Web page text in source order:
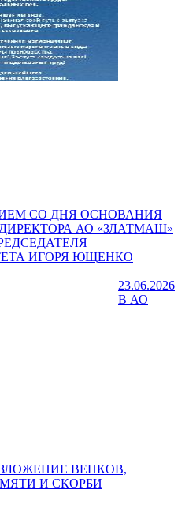
СО ДНЯ ОСНОВАНИЯ
АО «ЗЛАТМАШ»
ИГОРЯ ЮЩЕНКО
23.06.2026
В АО
ВЕНКОВ,
И СКОРБИ